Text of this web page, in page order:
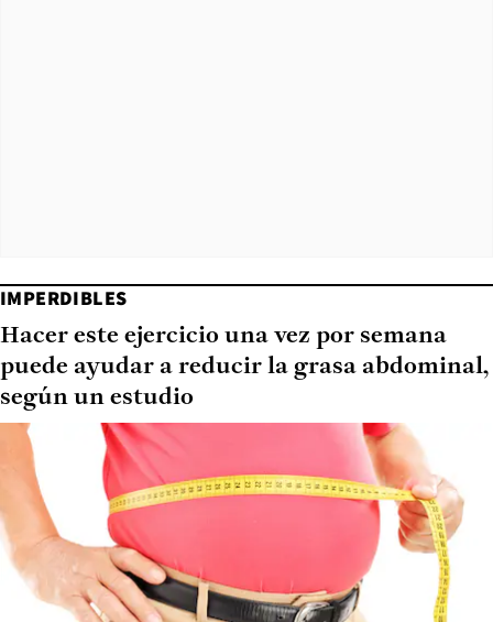
IMPERDIBLES
Hacer este ejercicio una vez por semana
puede ayudar a reducir la grasa abdominal,
según un estudio